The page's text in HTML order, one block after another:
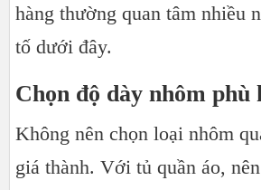
hàng thường quan tâm nhiều
tố dưới đây.
Chọn độ dày nhôm phù
Không nên chọn loại nhôm
giá thành. Với tủ quần áo,